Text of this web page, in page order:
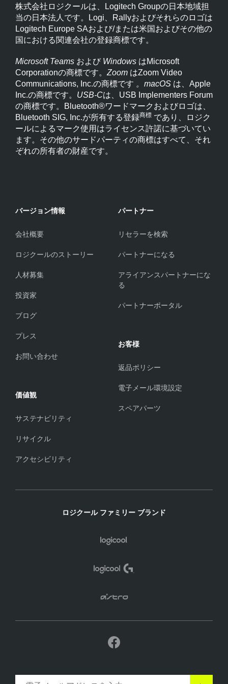
株式会社ロジクールは、Logitech Groupの日本地域担
当の日本法人です。Logi、Rallyおよびそれらのロゴは
Logitech Europe SAおよび/または米国およびその他の
国における関連会社の登録商標です。
Microsoft Teams および Windows はMicrosoft
Corporationの商標です。 Zoom はZoom Video
Communications, Inc.の商標です 。macOS は、Apple
Inc.の商標です。 USB-Cは、USB Implementers Forum
の商標です。Bluetooth®ワードマークおよびロゴは、
Bluetooth SIG, Inc.が所有する登録商標 であり、ロジク
ールによるマーク使用はライセンス許諾に基づいてい
ます。その他のサードパーティの商標はすべて、それ
ぞれの所有者の財産です。
バージョン情報
会社概要
ロジクールのストーリー
人材募集
投資家
ブログ
プレス
お問い合わせ
価値観
サステナビリティ
リサイクル
アクセシビリティ
パートナー
リセラーを検索
パートナーになる
アライアンスパートナーにな
る
パートナーポータル
お客様
返品ポリシー
電子メール環境設定
スペアパーツ
ロジクール ファミリー ブランド